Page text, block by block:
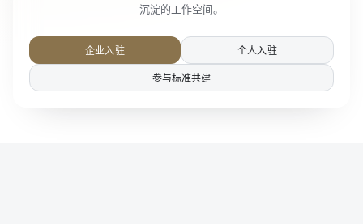
沉淀的工作空间。
企业入驻
个人入驻
参与标准共建